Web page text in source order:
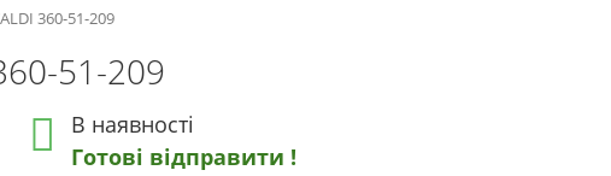
360-51-209
51-209
В наявності
Готові відправити !